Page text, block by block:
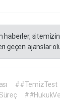
haberler,
geçen ajanslar
##TemizTest